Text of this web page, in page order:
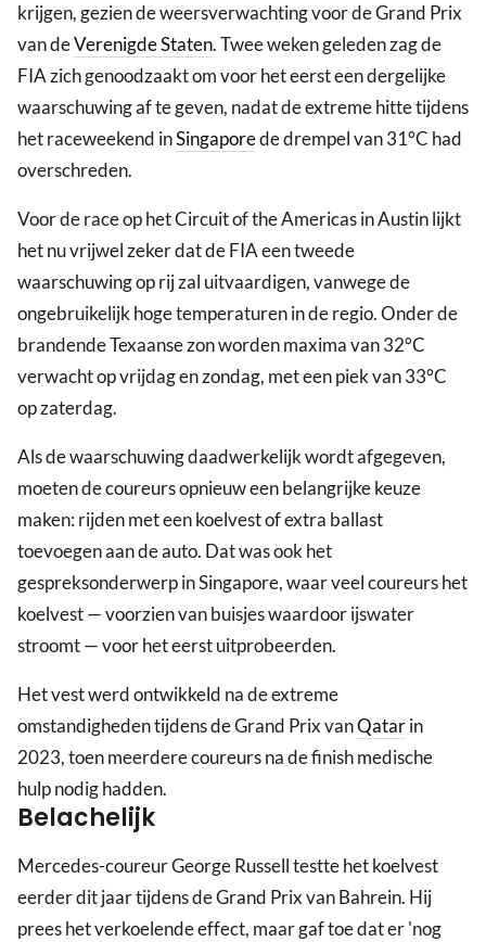
krijgen, gezien de weersverwachting voor de Grand Prix
van deVerenigde Staten. Twee weken geleden zag de
FIA zich genoodzaakt om voor het eerst een dergelijke
waarschuwing af te geven, nadat de extreme hitte tijdens
het raceweekend inSingaporede drempel van 31°C had
overschreden.
Voor de race op het Circuit of the Americas in Austin lijkt
het nu vrijwel zeker dat de FIA een tweede
waarschuwing op rij zal uitvaardigen, vanwege de
ongebruikelijk hoge temperaturen in de regio. Onder de
brandende Texaanse zon worden maxima van 32°C
verwacht op vrijdag en zondag, met een piek van 33°C
op zaterdag.
Als de waarschuwing daadwerkelijk wordt afgegeven,
moeten de coureurs opnieuw een belangrijke keuze
maken: rijden met een koelvest of extra ballast
toevoegen aan de auto. Dat was ook het
gespreksonderwerp in Singapore, waar veel coureurs het
koelvest — voorzien van buisjes waardoor ijswater
stroomt — voor het eerst uitprobeerden.
Het vest werd ontwikkeld na de extreme
omstandigheden tijdens de Grand Prix vanQatarin
2023, toen meerdere coureurs na de finish medische
hulp nodig hadden.
Belachelijk
Mercedes-coureur George Russell testte het koelvest
eerder dit jaar tijdens de Grand Prix van Bahrein. Hij
prees het verkoelende effect, maar gaf toe dat er 'nog